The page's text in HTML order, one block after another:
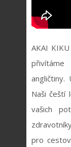
AKAI
angličtiny.
Naši čeští
vašich
pro